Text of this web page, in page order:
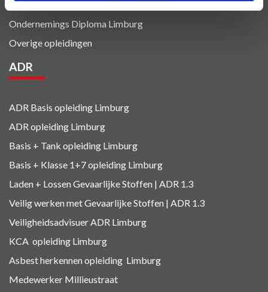
BHV en EHBOopleiding Limburg
Ondernemings Diploma Limburg
Overige opleidingen
ADR
ADR Basis opleiding Limburg
ADR opleiding Limburg
Basis + Tank opleiding Limburg
Basis + Klasse 1+7opleiding Limburg
Laden + Lossen Gevaarlijke Stoffen | ADR 1.3
Veilig werken met Gevaarlijke Stoffen | ADR 1.3
Veiligheidsadvisuer ADR Limburg
KCA opleiding Limburg
Asbest herkennenopleiding Limburg
Medewerker Millieustraat